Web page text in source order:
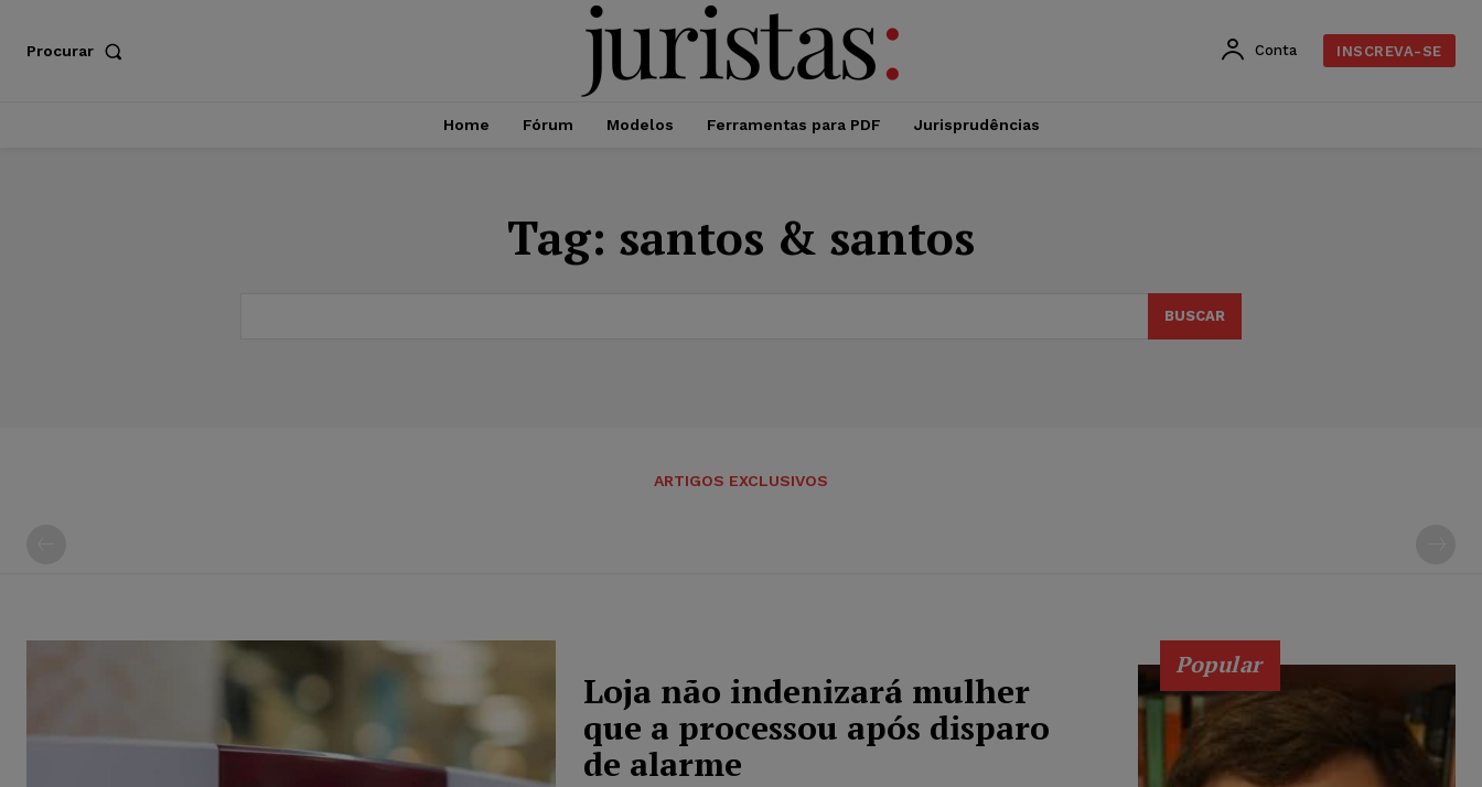
Procurar Conta INSCREVA-SE
Home Fórum Modelos Ferramentas para PDF Jurisprudências
Tag: santos & santos
BUSCAR
ARTIGOS EXCLUSIVOS
Loja não indenizará mulher
que a processou após disparo
de alarme
Popular